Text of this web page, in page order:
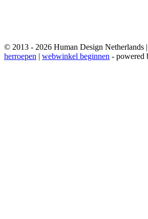
© 2013 - 2026 Human Design Netherlands |
herroepen | webwinkel beginnen - powered